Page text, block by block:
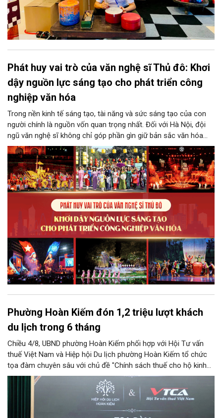
Phát huy vai trò của văn nghệ sĩ Thủ đô: Khơi
dậy nguồn lực sáng tạo cho phát triển công
nghiệp văn hóa
Trong nền kinh tế sáng tạo, tài năng và sức sáng tạo của con
người chính là nguồn vốn quan trọng nhất. Đối với Hà Nội, đội
ngũ văn nghệ sĩ không chỉ góp phần gìn giữ bản sắc văn hóa
mà còn giữ vai trò trung tâm trong quá trình hình thành các sản
phẩm công nghiệp văn hóa có giá trị. Khơi dậy, phát huy và tạo
điều kiện để nguồn lực sáng tạo ấy phát triển sẽ là “chìa khóa”
để Hà Nội khai thác hiệu quả tiềm năng văn hóa, nâng cao năng
lực cạnh tranh và khẳng định vị thế của một trung tâm sáng tạo
trong kỷ nguyên mới.
Phường Hoàn Kiếm đón 1,2 triệu lượt khách
du lịch trong 6 tháng
Chiều 4/8, UBND phường Hoàn Kiếm phối hợp với Hội Tư vấn
thuế Việt Nam và Hiệp hội Du lịch phường Hoàn Kiếm tổ chức
tọa đàm chuyên sâu với chủ đề "Chính sách thuế cho hộ kinh
doanh và doanh nghiệp du lịch".